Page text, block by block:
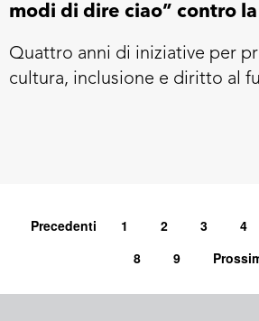
modi di dire ciao” contro
Quattro anni di iniziative per
cultura, inclusione e diritto al
Precedenti 1 2 3 4
8
9